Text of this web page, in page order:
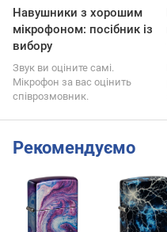
Навушники з хорошим
мікрофоном: посібник із
вибору
Звук ви оціните самі.
Мікрофон за вас оцінить
співрозмовник.
Рекомендуємо